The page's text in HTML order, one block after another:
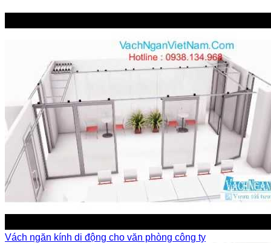
Vách ngăn kính di động cho văn phòng công ty